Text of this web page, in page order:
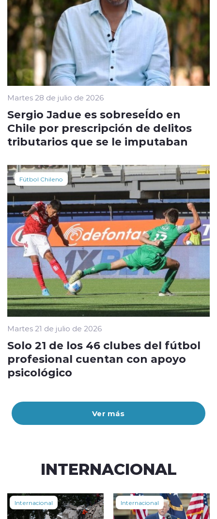
Ver más
Martes 28 de julio de 2026
Sergio Jadue es sobreseÍdo en
Chile por prescripción de delitos
tributarios que se le imputaban
Fútbol Chileno
Martes 21 de julio de 2026
Solo 21 de los 46 clubes del fútbol
profesional cuentan con apoyo
psicológico
INTERNACIONAL
Internacional Internacional